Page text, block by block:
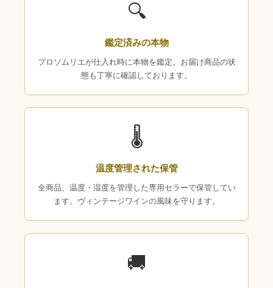
🔍
鑑定済みの本物
プロソムリエが仕入れ時に本物を鑑定。お届け商品の状
態も丁寧に確認しております。
🌡
温度管理された保管
全商品、温度・湿度を管理した専用セラーで保管してい
ます。ヴィンテージワインの風味を守ります。
🚚